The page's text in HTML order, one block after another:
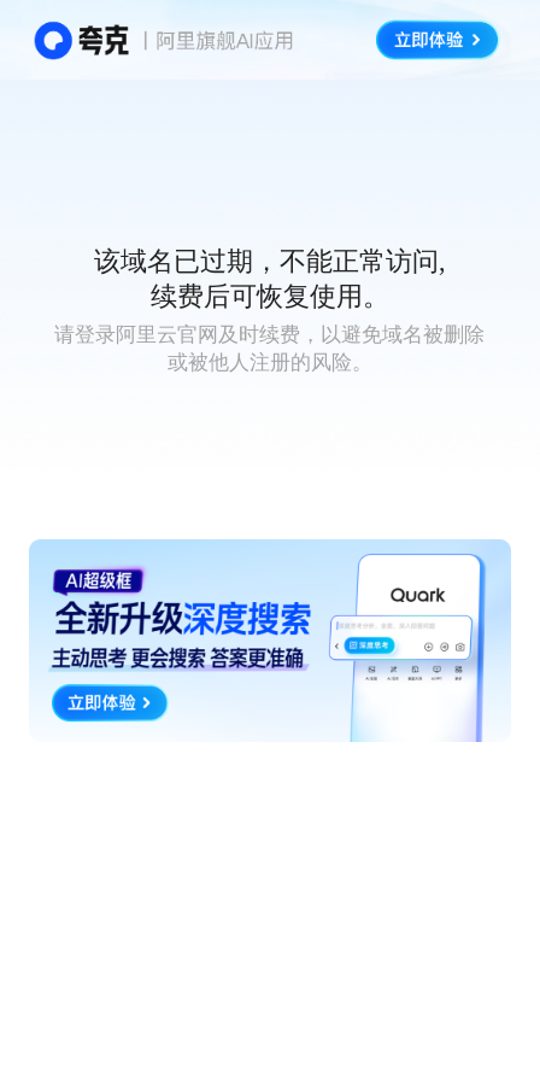
该域名已过期，不能正常访问,
续费后可恢复使用。
请登录阿里云官网及时续费，以避免域名被删除
或被他人注册的风险。